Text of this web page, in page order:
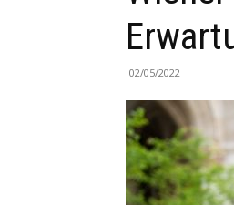
02/05/2022